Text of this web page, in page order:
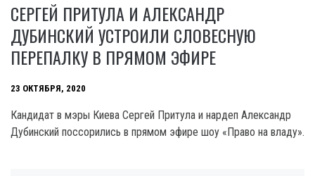
СЕРГЕЙ ПРИТУЛА И АЛЕКСАНДР
ДУБИНСКИЙ УСТРОИЛИ СЛОВЕСНУЮ
ПЕРЕПАЛКУ В ПРЯМОМ ЭФИРЕ
23 ОКТЯБРЯ, 2020
Кандидат в мэры Киева Сергей Притула и нардеп Александр
Дубинский поссорились в прямом эфире шоу «Право на владу».